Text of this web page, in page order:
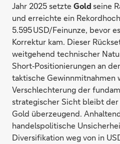
Jahr 2025 setzte Goldseine
und erreichte ein
5.595 USD/Feinunze, bevor
Korrektur kam. Dieser
weitgehend technischer
Short‑Positionierungen an
taktische Gewinnmitnahmen
Verschlechterung der
strategischer Sicht bleibt
Gold überzeugend.
handelspolitische
Diversifikation weg von in